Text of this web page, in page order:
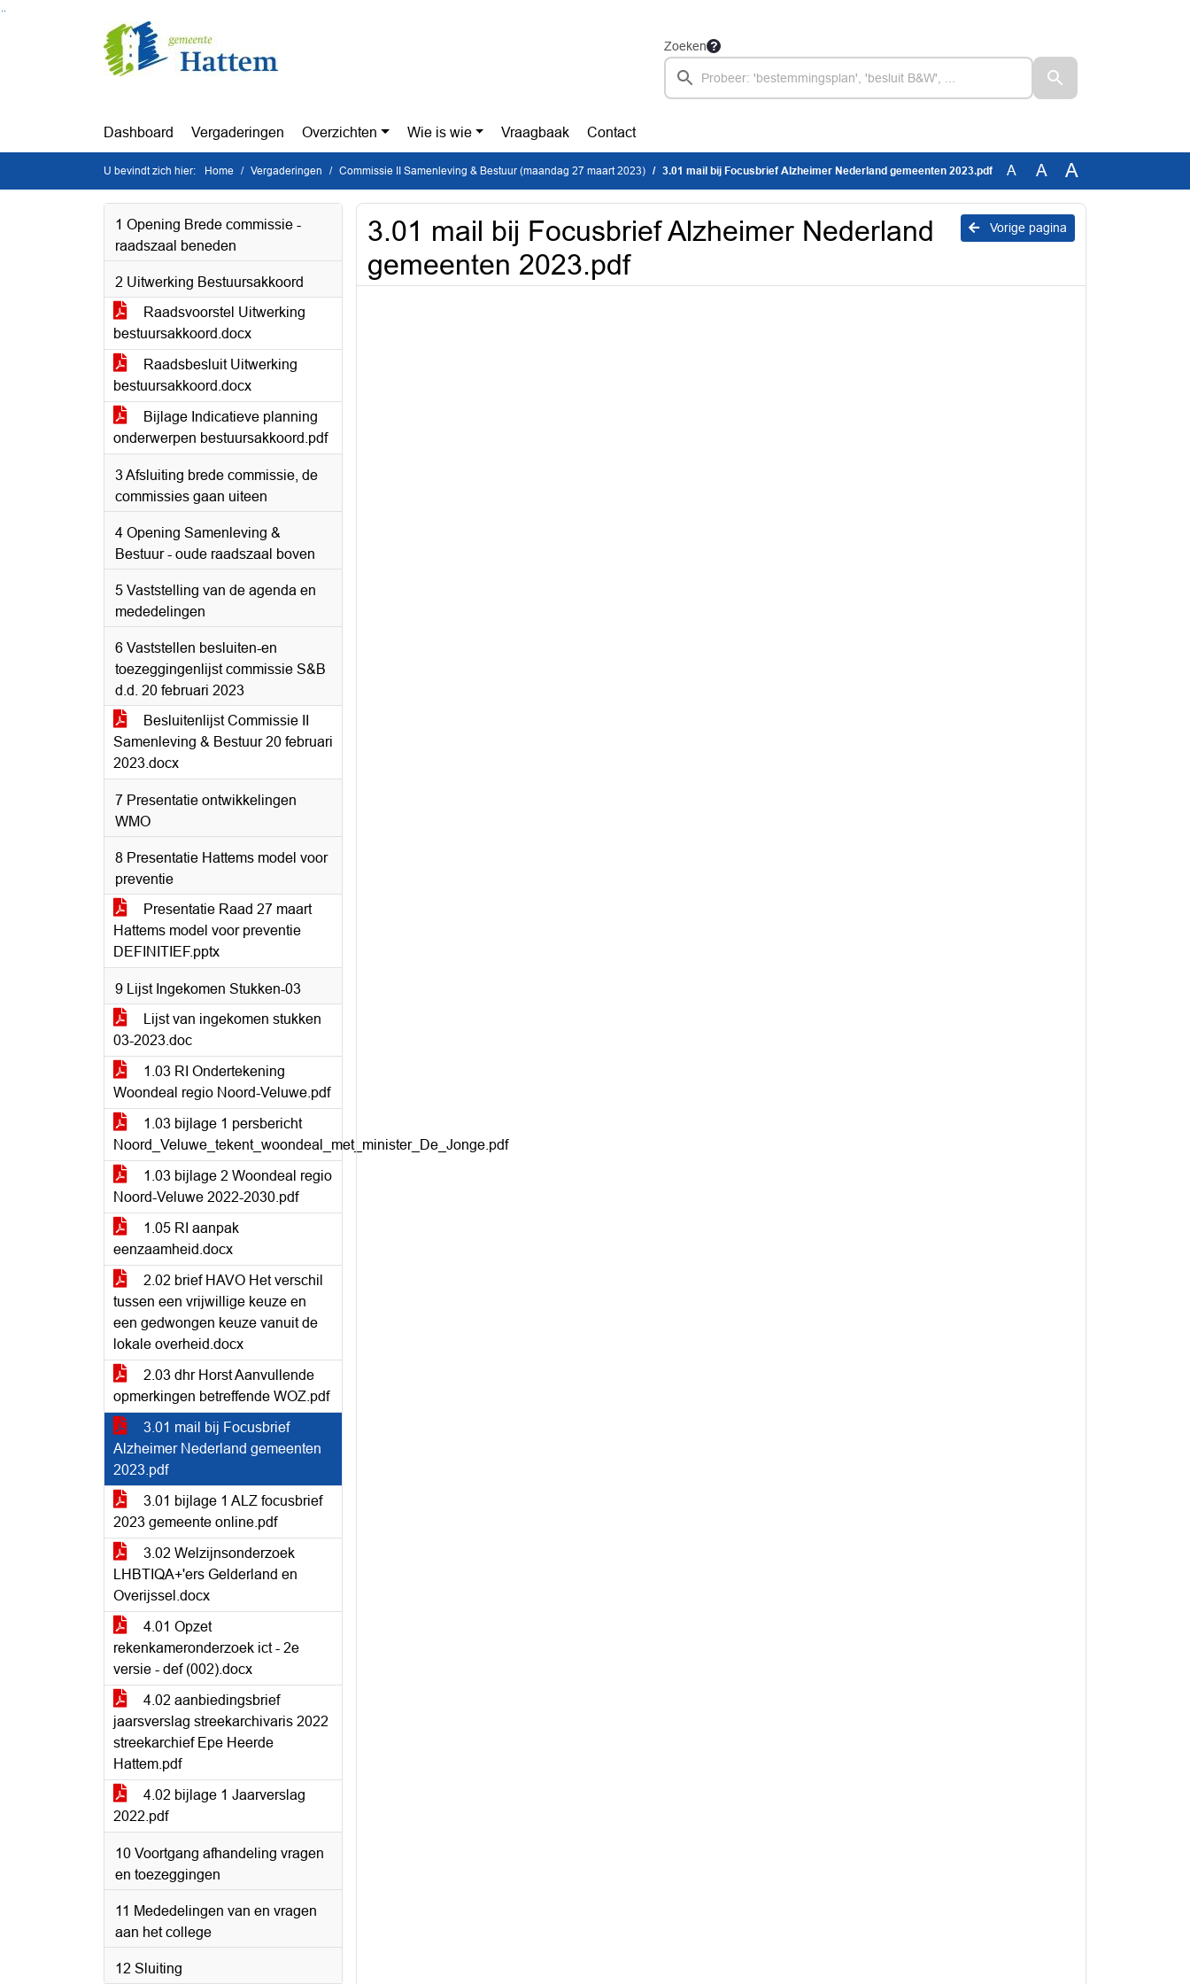
Ga naar de inhoud van deze pagina
Ga naar het zoeken
Zoeken
Dashboard Vergaderingen Overzichten Wie is wie Vraagbaak Contact
U bevindt zich hier: Home Vergaderingen Commissie II Samenleving & Bestuur (maandag 27 maart 2023) 3.01 mail bij Focusbrief Alzheimer Nederland gemeenten 2023.pdf A A A
1 Opening Brede commissie -
raadszaal beneden
2 Uitwerking Bestuursakkoord
Raadsvoorstel Uitwerking
bestuursakkoord.docx
Raadsbesluit Uitwerking
bestuursakkoord.docx
Bijlage Indicatieve planning
onderwerpen bestuursakkoord.pdf
3 Afsluiting brede commissie, de
commissies gaan uiteen
4 Opening Samenleving &
Bestuur - oude raadszaal boven
5 Vaststelling van de agenda en
mededelingen
6 Vaststellen besluiten-en
toezeggingenlijst commissie S&B
d.d. 20 februari 2023
Besluitenlijst Commissie II
Samenleving & Bestuur 20 februari
2023.docx
7 Presentatie ontwikkelingen
WMO
8 Presentatie Hattems model voor
preventie
Presentatie Raad 27 maart
Hattems model voor preventie
DEFINITIEF.pptx
9 Lijst Ingekomen Stukken-03
Lijst van ingekomen stukken
03-2023.doc
1.03 RI Ondertekening
Woondeal regio Noord-Veluwe.pdf
1.03 bijlage 1 persbericht
Noord_Veluwe_tekent_woondeal_met_minister_De_Jonge.pdf
1.03 bijlage 2 Woondeal regio
Noord-Veluwe 2022-2030.pdf
1.05 RI aanpak
eenzaamheid.docx
2.02 brief HAVO Het verschil
tussen een vrijwillige keuze en
een gedwongen keuze vanuit de
lokale overheid.docx
2.03 dhr Horst Aanvullende
opmerkingen betreffende WOZ.pdf
3.01 mail bij Focusbrief
Alzheimer Nederland gemeenten
2023.pdf
3.01 bijlage 1 ALZ focusbrief
2023 gemeente online.pdf
3.02 Welzijnsonderzoek
LHBTIQA+'ers Gelderland en
Overijssel.docx
4.01 Opzet
rekenkameronderzoek ict - 2e
versie - def (002).docx
4.02 aanbiedingsbrief
jaarsverslag streekarchivaris 2022
streekarchief Epe Heerde
Hattem.pdf
4.02 bijlage 1 Jaarverslag
2022.pdf
10 Voortgang afhandeling vragen
en toezeggingen
11 Mededelingen van en vragen
aan het college
12 Sluiting
Vorige pagina
3.01 mail bij Focusbrief Alzheimer Nederland
gemeenten 2023.pdf